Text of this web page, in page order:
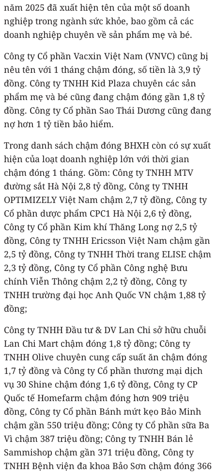
năm 2025 đã xuất hiện tên của một số doanh
nghiệp trong ngành sức khỏe, bao gồm cả các
doanh nghiệp chuyên về sản phẩm mẹ và bé.
Công ty Cổ phần Vacxin Việt Nam (VNVC) cũng bị
nêu tên với 1 tháng chậm đóng, số tiền là 3,9 tỷ
đồng. Công ty TNHH Kid Plaza chuyên các sản
phẩm mẹ và bé cũng đang chậm đóng gần 1,8 tỷ
đồng. Công ty Cổ phần Sao Thái Dương cũng đang
nợ hơn 1 tỷ tiền bảo hiểm.
Trong danh sách chậm đóng BHXH còn có sự xuất
hiện của loạt doanh nghiệp lớn với thời gian
chậm đóng 1 tháng. Gồm: Công ty TNHH MTV
đường sắt Hà Nội 2,8 tỷ đồng, Công ty TNHH
OPTIMIZELY Việt Nam chậm 2,7 tỷ đồng, Công ty
Cổ phần dược phẩm CPC1 Hà Nội 2,6 tỷ đồng,
Công ty Cổ phần Kim khí Thăng Long nợ 2,5 tỷ
đồng, Công ty TNHH Ericsson Việt Nam chậm gần
2,5 tỷ đồng, Công ty TNHH Thời trang ELISE chậm
2,3 tỷ đồng, Công ty Cổ phần Công nghệ Bưu
chính Viễn Thông chậm 2,2 tỷ đồng, Công ty
TNHH trường đại học Anh Quốc VN chậm 1,88 tỷ
đồng;
Công ty TNHH Đầu tư & DV Lan Chi sở hữu chuỗi
Lan Chi Mart chậm đóng 1,8 tỷ đồng; Công ty
TNHH Olive chuyên cung cấp suất ăn chậm đóng
1,7 tỷ đồng và Công ty Cổ phần thương mại dịch
vụ 30 Shine chậm đóng 1,6 tỷ đồng, Công ty CP
Quốc tế Homefarm chậm đóng hơn 909 triệu
đồng, Công ty Cổ phần Bánh mứt kẹo Bảo Minh
chậm gần 550 triệu đồng; Công ty Cổ phần sữa Ba
Vì chậm 387 triệu đồng; Công ty TNHH Bán lẻ
Sammishop chậm gần 371 triệu đồng, Công ty
TNHH Bệnh viện đa khoa Bảo Sơn chậm đóng 366